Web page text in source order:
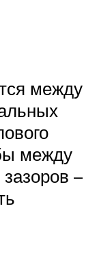
между
между
–